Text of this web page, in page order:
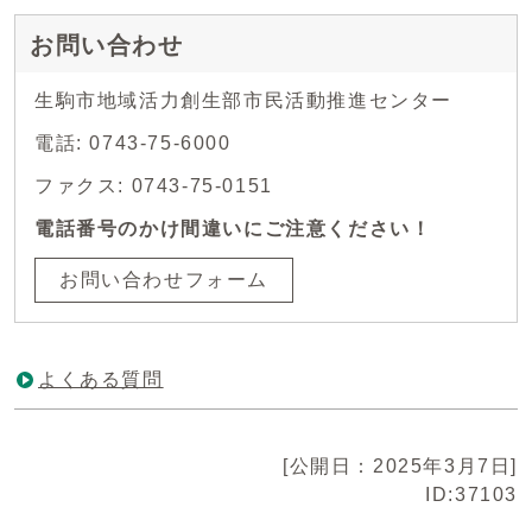
お問い合わせ
生駒市地域活力創生部市民活動推進センター
電話: 0743-75-6000
ファクス: 0743-75-0151
電話番号のかけ間違いにご注意ください！
お問い合わせフォーム
よくある質問
[公開日：2025年3月7日]
ID:37103